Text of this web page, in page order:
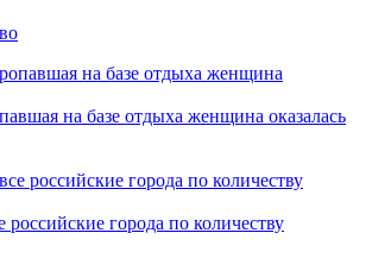
на базе отдыха женщина оказалась
российские города по количеству